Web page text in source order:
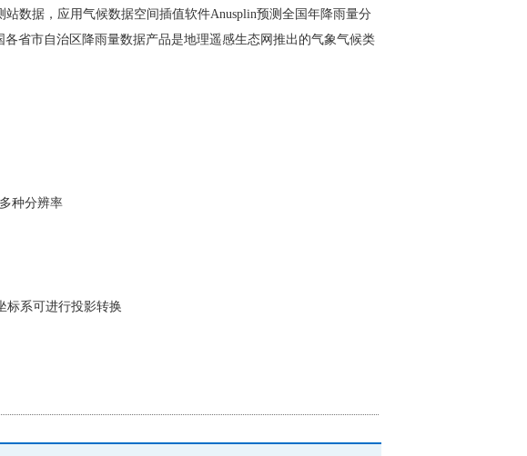
数据，应用气候数据空间插值软件Anusplin预测全国年降雨量分
省市自治区降雨量数据产品是地理遥感生态网推出的气象气候类
种分辨率
标系可进行投影转换